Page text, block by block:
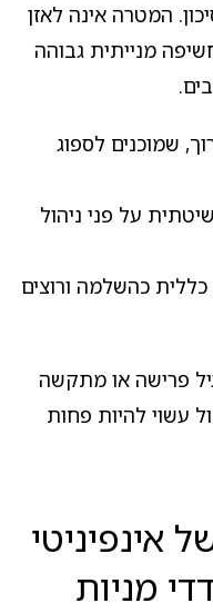
המטרה אינה לאזן
מנייתית גבוהה
שמוכנים לספוג
על פני ניהול
כהשלמה ורוצים
פרישה או מתקשה
עשוי להיות פחות
אינפיניטי
מניות